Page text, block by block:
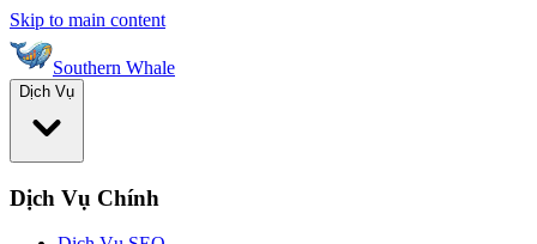
Skip to main content
Southern Whale
Dịch Vụ
Dịch Vụ Chính